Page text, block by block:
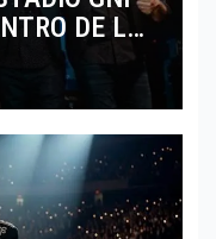
DE LA